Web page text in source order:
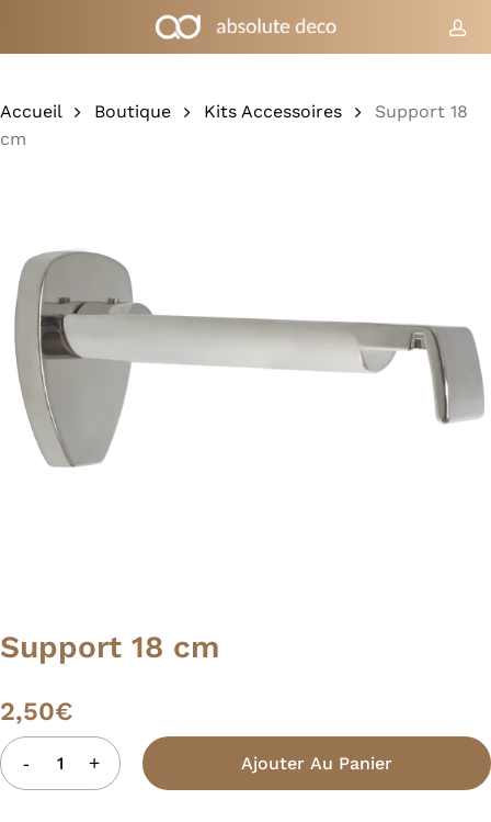
Chariot Fermer
Accueil
Boutique Kits Accessoires
Support 18
cm
Support 18 cm
2,50€
Ajouter Au Panier